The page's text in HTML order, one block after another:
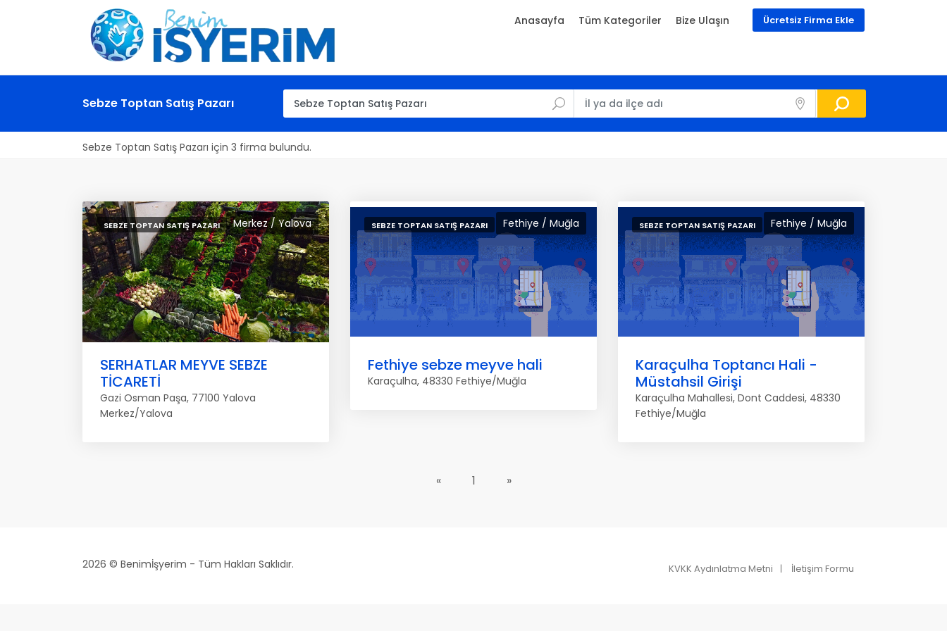
Ücretsiz Firma Ekle
Anasayfa Tüm Kategoriler Bize Ulaşın
Sebze Toptan Satış Pazarı
Sebze Toptan Satış Pazarı için 3 firma bulundu.
Merkez / Yalova
SEBZE TOPTAN SATIŞ PAZARI
SERHATLAR MEYVE SEBZE
TİCARETİ
Gazi Osman Paşa, 77100 Yalova
Merkez/Yalova
Fethiye / Muğla
SEBZE TOPTAN SATIŞ PAZARI
Fethiye sebze meyve hali
Karaçulha, 48330 Fethiye/Muğla
Fethiye / Muğla
SEBZE TOPTAN SATIŞ PAZARI
Karaçulha Toptancı Hali -
Müstahsil Girişi
Karaçulha Mahallesi, Dont Caddesi, 48330
Fethiye/Muğla
« 1 »
2026 © Benimİşyerim - Tüm Hakları Saklıdır. KVKK Aydınlatma Metni İletişim Formu